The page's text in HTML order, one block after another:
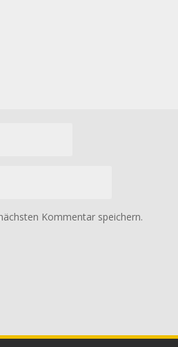
Kommentar speichern.